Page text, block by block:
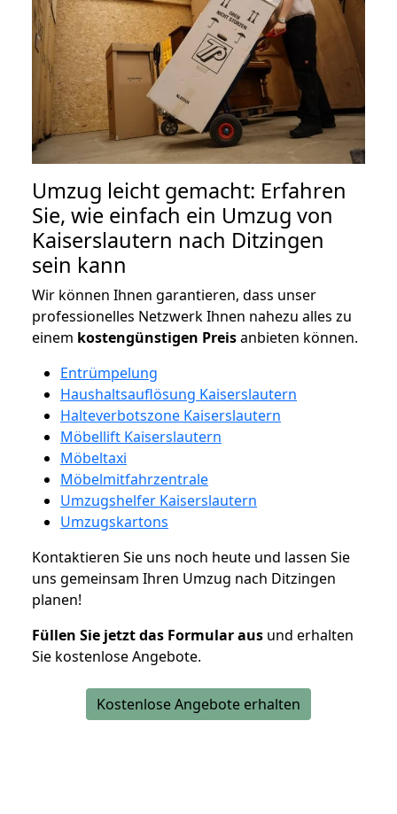
Umzug leicht gemacht: Erfahren
Sie, wie einfach ein Umzug von
Kaiserslautern nach Ditzingen
sein kann
Wir können Ihnen garantieren, dass unser
professionelles Netzwerk Ihnen nahezu alles zu
einem kostengünstigen Preisanbieten können.
Entrümpelung
Haushaltsauflösung Kaiserslautern
Halteverbotszone Kaiserslautern
Möbellift Kaiserslautern
Möbeltaxi
Möbelmitfahrzentrale
Umzugshelfer Kaiserslautern
Umzugskartons
Kontaktieren Sie uns noch heute und lassen Sie
uns gemeinsam Ihren Umzug nach Ditzingen
planen!
Füllen Sie jetzt das Formular aus und erhalten
Sie kostenlose Angebote.
Kostenlose Angebote erhalten